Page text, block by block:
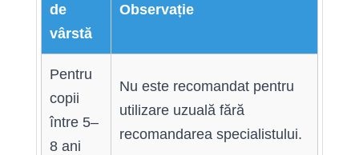
de
vârstă
Observație
Pentru
copii
între 5–
8 ani
Nu este recomandat pentru
utilizare uzuală fără
recomandarea specialistului.